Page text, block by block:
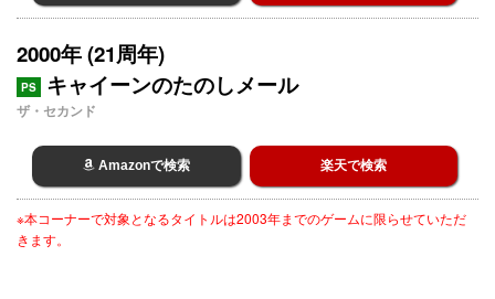
2000年 (21周年)
PS キャイーンのたのしメール
ザ・セカンド
Amazonで検索 楽天で検索
※本コーナーで対象となるタイトルは2003年までのゲームに限らせていただ
きます。